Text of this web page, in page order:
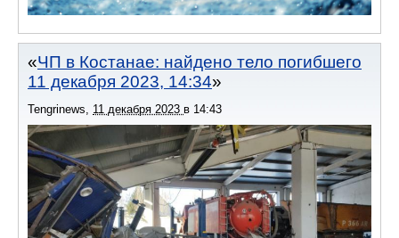
ЧП в Костанае: найдено тело погибшего
11 декабря 2023, 14:34
Tengrinews, 11 декабря 2023 в 14:43